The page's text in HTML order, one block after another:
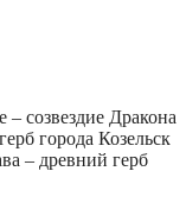
созвездие Дракона
города Козельск
– древний герб